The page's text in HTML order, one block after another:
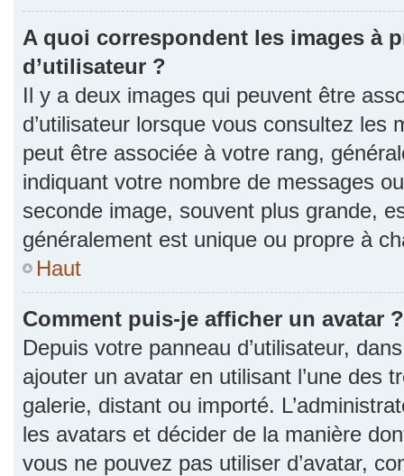
A quoi correspondent les images à
d’utilisateur ?
Il y a deux images qui peuvent être
d’utilisateur lorsque vous consultez les
peut être associée à votre rang,
indiquant votre nombre de messages
seconde image, souvent plus grande,
généralement est unique ou propre à
Haut
Comment puis-je afficher un avatar ?
Depuis votre panneau d’utilisateur,
ajouter un avatar en utilisant l’une des
galerie, distant ou importé.
les avatars et décider de la manière
vous ne pouvez pas utiliser d’avatar,